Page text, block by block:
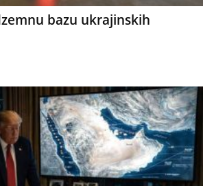
bazu ukrajinskih